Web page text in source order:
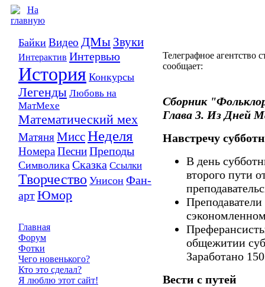
Байки Видео ДМы Звуки
Интерактив Интервью
История Конкурсы
Легенды Любовь на
МатМехе
Математический мех
МатяняМиссНеделя
НомераПесниПреподы
Символика Сказка Ссылки
Творчество Унисон Фан-
артЮмор
Главная
Форум
Фотки
Чего новенького?
Кто это сделал?
Я люблю этот сайт!
Телеграфное агентство
сообщает:
Сборник
Глава 3. Из Дней
Навстречу
В день
второго пути
общежитии
Заработано
Вести с путей